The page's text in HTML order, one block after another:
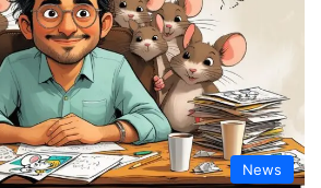
News